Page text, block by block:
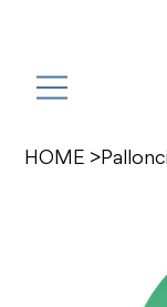
HOME >